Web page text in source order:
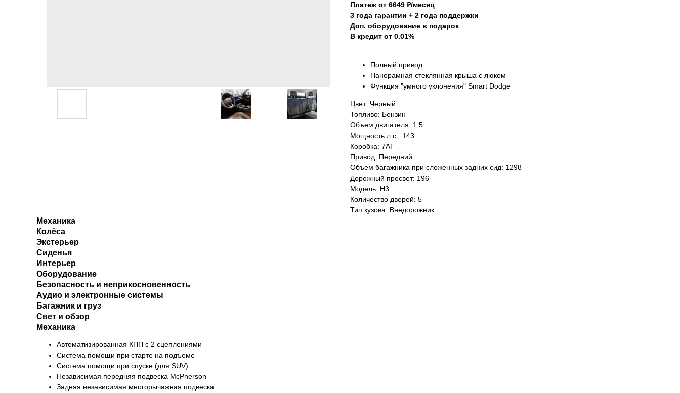
Платеж от 6649 ₽/месяц
3 года гарантии + 2 года поддержки
Доп. оборудование в подарок
В кредит от 0.01%
Полный привод
Панорамная стеклянная крыша с люком
Функция "умного уклонения" Smart Dodge
Цвет: Черный
Топливо: Бензин
Объем двигателя: 1.5
Мощность л.с.: 143
Коробка: 7АТ
Привод: Передний
Объем багажника при сложенных задних сид: 1298
Дорожный просвет: 196
Модель: H3
Количество дверей: 5
Тип кузова: Внедорожник
Механика
Колёса
Экстерьер
Сиденья
Интерьер
Оборудование
Безопасность и неприкосновенность
Аудио и электронные системы
Багажник и груз
Свет и обзор
Механика
Автоматизированная КПП с 2 сцеплениями
Система помощи при старте на подъеме
Система помощи при спуске (для SUV)
Независимая передняя подвеска McPherson
Задняя независимая многорычажная подвеска